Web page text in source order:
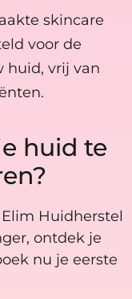
skincare
voor de
huid, vrij van
huid te
Huidherstel
ontdek je
nu je eerste